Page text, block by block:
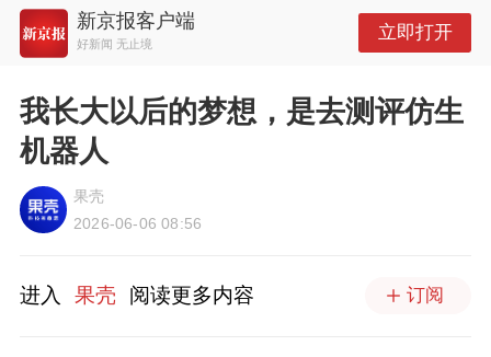
新京报客户端
好新闻 无止境
立即打开
我长大以后的梦想，是去测评仿生
机器人
果壳
2026-06-06 08:56
进入 果壳 阅读更多内容 订阅